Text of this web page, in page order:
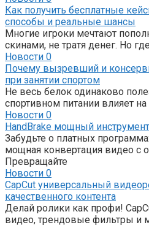
Как получить бесплатные
способы и реальные шансы
Многие игроки мечтают
скинами, не тратя денег. Но
Новости 0
Почему вызревший и
при занятии спортом
Не весь белок одинаково
спортивном питании влияет
Новости 0
HandBrake мощный
Забудьте о платных
мощная конвертация видео с
Превращайте
Новости 0
CapCut универсальный
качественного контента
Делай ролики как профи!
видео, трендовые фильтры и